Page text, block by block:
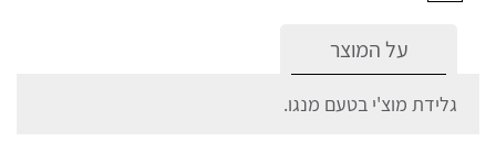
על המוצר
גלידת מוצ'י בטעם מנגו.